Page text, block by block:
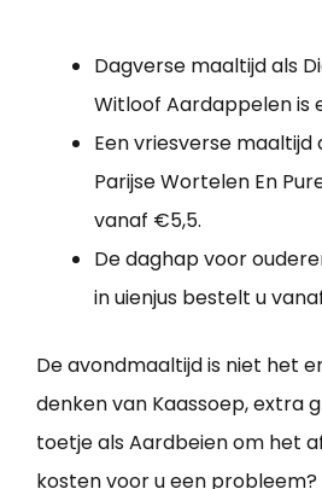
Dagverse maaltijd als
Witloof Aardappelen is
Een vriesverse maaltijd
Parijse Wortelen En
vanaf €5,5.
De daghap voor
in uienjus bestelt u
De avondmaaltijd is niet het
denken van Kaassoep, extra
toetje als Aardbeien om het
kosten voor u een